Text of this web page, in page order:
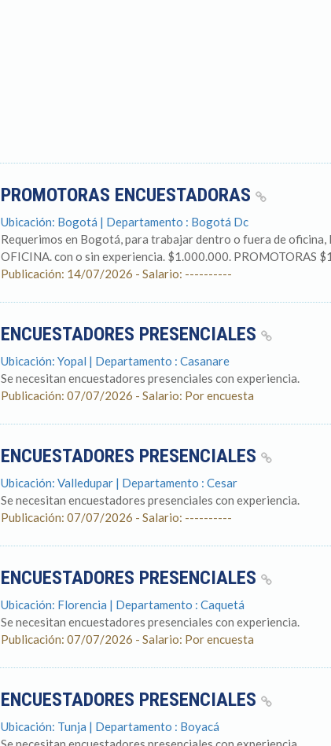
PROMOTORAS ENCUESTADORAS
Ubicación: Bogotá | Departamento : Bogotá Dc
Requerimos en Bogotá, para trabajar dentro o fuera de oficina,
OFICINA. con o sin experiencia. $1.000.000. PROMOTORAS
Publicación: 14/07/2026 - Salario: ----------
ENCUESTADORES PRESENCIALES
Ubicación: Yopal | Departamento : Casanare
Se necesitan encuestadores presenciales con experiencia.
Publicación: 07/07/2026 - Salario: Por encuesta
ENCUESTADORES PRESENCIALES
Ubicación: Valledupar | Departamento : Cesar
Se necesitan encuestadores presenciales con experiencia.
Publicación: 07/07/2026 - Salario: ----------
ENCUESTADORES PRESENCIALES
Ubicación: Florencia | Departamento : Caquetá
Se necesitan encuestadores presenciales con experiencia.
Publicación: 07/07/2026 - Salario: Por encuesta
ENCUESTADORES PRESENCIALES
Ubicación: Tunja | Departamento : Boyacá